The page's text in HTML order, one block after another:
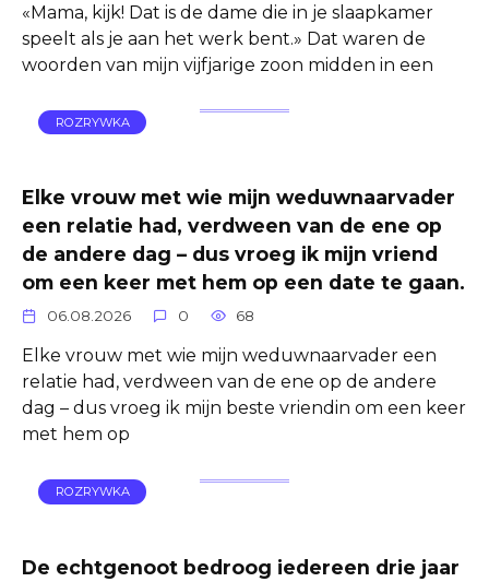
«Mama, kijk! Dat is de dame die in je slaapkamer
speelt als je aan het werk bent.» Dat waren de
woorden van mijn vijfjarige zoon midden in een
ROZRYWKA
Elke vrouw met wie mijn weduwnaarvader
een relatie had, verdween van de ene op
de andere dag – dus vroeg ik mijn vriend
om een ​​keer met hem op een date te gaan.
06.08.2026 0 68
Elke vrouw met wie mijn weduwnaarvader een
relatie had, verdween van de ene op de andere
dag – dus vroeg ik mijn beste vriendin om een ​​keer
met hem op
ROZRYWKA
De echtgenoot bedroog iedereen drie jaar